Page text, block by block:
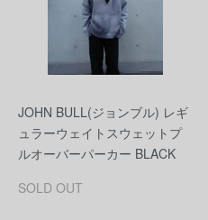
JOHN BULL(ジョンブル) レギ
ュラーウェイトスウェットプ
ルオーバーパーカー BLACK
SOLD OUT